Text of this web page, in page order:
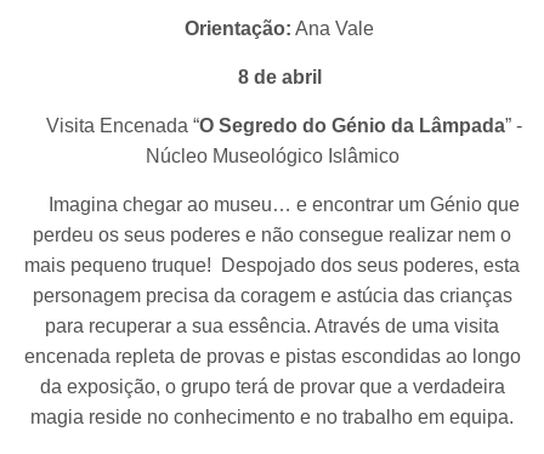
Orientação: Ana Vale
8 de abril
Visita Encenada “O Segredo do Génio da Lâmpada” -
Núcleo Museológico Islâmico
Imagina chegar ao museu… e encontrar um Génio que
perdeu os seus poderes e não consegue realizar nem o
mais pequeno truque! Despojado dos seus poderes, esta
personagem precisa da coragem e astúcia das crianças
para recuperar a sua essência. Através de uma visita
encenada repleta de provas e pistas escondidas ao longo
da exposição, o grupo terá de provar que a verdadeira
magia reside no conhecimento e no trabalho em equipa.